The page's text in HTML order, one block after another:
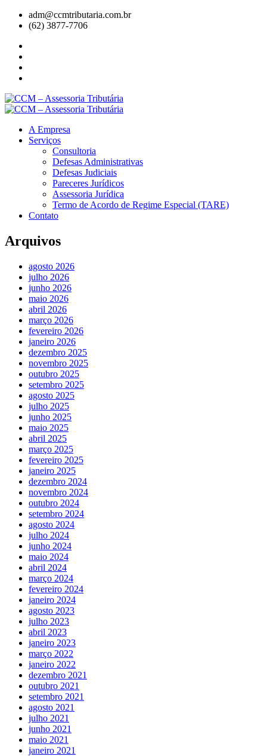
adm@ccmtributaria.com.br
(62) 3877-7706
A Empresa
Serviços
Consultoria
Defesas Administrativas
Defesas Judiciais
Pareceres Jurídicos
Assessoria Jurídica
Termo de Acordo de Regime Especial (TARE)
Contato
Arquivos
agosto 2026
julho 2026
junho 2026
maio 2026
abril 2026
março 2026
fevereiro 2026
janeiro 2026
dezembro 2025
novembro 2025
outubro 2025
setembro 2025
agosto 2025
julho 2025
junho 2025
maio 2025
abril 2025
março 2025
fevereiro 2025
janeiro 2025
dezembro 2024
novembro 2024
outubro 2024
setembro 2024
agosto 2024
julho 2024
junho 2024
maio 2024
abril 2024
março 2024
fevereiro 2024
janeiro 2024
agosto 2023
julho 2023
abril 2023
janeiro 2023
março 2022
janeiro 2022
dezembro 2021
outubro 2021
setembro 2021
agosto 2021
julho 2021
junho 2021
maio 2021
janeiro 2021